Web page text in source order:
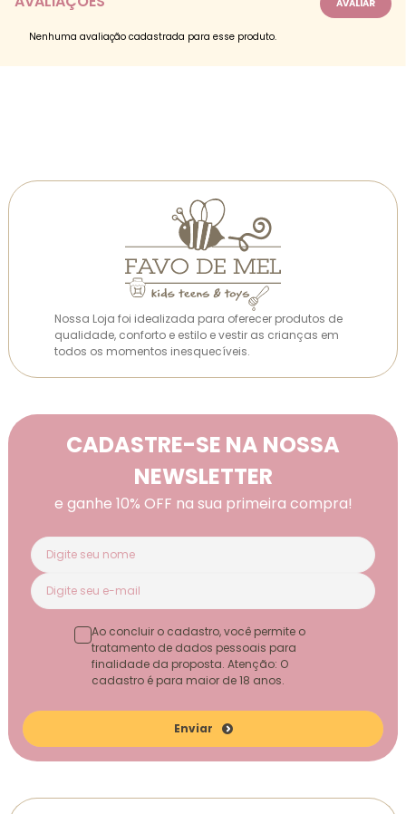
Nenhuma avaliação cadastrada para esse produto.
Nossa Loja foi idealizada para oferecer produtos de
qualidade, conforto e estilo e vestir as crianças em
todos os momentos inesquecíveis.
CADASTRE-SE NA NOSSA
NEWSLETTER
e ganhe 10% OFF na sua primeira compra!
Enviar
Ao concluir o cadastro, você permite o
tratamento de dados pessoais para
finalidade da proposta. Atenção: O
cadastro é para maior de 18 anos.